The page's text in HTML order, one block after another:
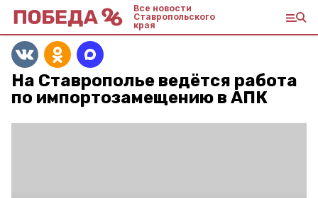
Все новости
Ставропольского
края
На Ставрополье ведётся работа
по импортозамещению в АПК